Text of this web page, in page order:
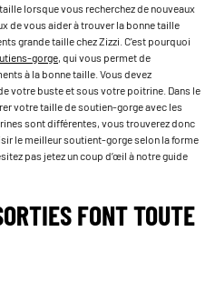
lorsque vous recherchez de nouveaux
de vous aider à trouver la bonne taille
grande taille chez Zizzi. C'est pourquoi
gorge, qui vous permet de
à la bonne taille. Vous devez
votre buste et sous votre poitrine. Dans le
votre taille de soutien-gorge avec les
sont différentes, vous trouverez donc
le meilleur soutient-gorge selon la forme
pas jetez un coup d’œil à notre guide
FONT TOUTE